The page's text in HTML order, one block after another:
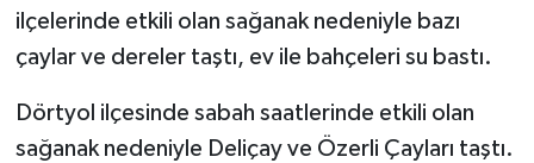
ilçelerinde etkili olan sağanak nedeniyle bazı
çaylar ve dereler taştı, ev ile bahçeleri su bastı.
Dörtyol ilçesinde sabah saatlerinde etkili olan
sağanak nedeniyle Deliçay ve Özerli Çayları taştı.